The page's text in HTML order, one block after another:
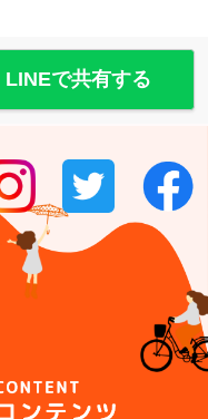
LINEで共有する